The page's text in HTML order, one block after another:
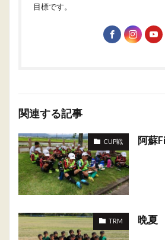
目標です。
関連する記事
CUP戦 阿蘇
TRM 晩夏